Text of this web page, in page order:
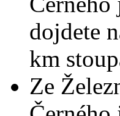
dojdete
km
Ze